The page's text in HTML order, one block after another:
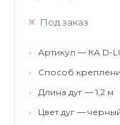
Под заказ
•
Артикул — КА D-
•
Способ
•
Длина дуг — 1,2 м
•
Цвет дуг —